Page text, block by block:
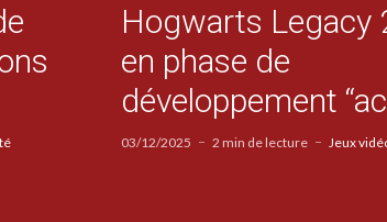
Hogwarts Legacy
en phase de
développement
03/12/2025 2 min de lecture Jeux